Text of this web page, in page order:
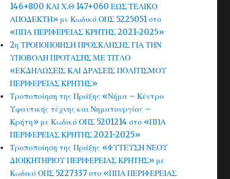
146+800 ΚΑΙ Χ.Θ 147+060 ΕΩΣ ΤΕΛΙΚΟ
ΑΠΟΔΕΚΤΗ» με Κωδικό ΟΠΣ 5225051 στο
«ΠΠΑ ΠΕΡΙΦΕΡΕΙΑΣ ΚΡΗΤΗΣ 2021-2025»
2η ΤΡΟΠΟΠΟΙΗΣΗ ΠΡΟΣΚΛΗΣΗΣ ΓΙΑ ΤΗΝ
ΥΠΟΒΟΛΗ ΠΡΟΤΑΣΗΣ ΜΕ ΤΙΤΛΟ
«ΕΚΔΗΛΩΣΕΙΣ ΚΑΙ ΔΡΑΣΕΙΣ ΠΟΛΙΤΙΣΜΟΥ
ΠΕΡΙΦΕΡΕΙΑΣ ΚΡΗΤΗΣ»
Τροποποίηση της Πράξης «Νήμα – Κέντρο
Υφαντικής τέχνης και Νηματουργίας –
Κρήτη» με Κωδικό ΟΠΣ 5201214 στο «ΠΠΑ
ΠΕΡΙΦΕΡΕΙΑΣ ΚΡΗΤΗΣ 2021-2025»
Τροποποίηση της Πράξης «ΦΥΤΕΥΣΗ ΝΕΟΥ
ΔΙΟΙΚΗΤΗΡΙΟΥ ΠΕΡΙΦΕΡΕΙΑΣ ΚΡΗΤΗΣ» με
Κωδικό ΟΠΣ 5227337 στο «ΠΠΑ ΠΕΡΙΦΕΡΕΙΑΣ